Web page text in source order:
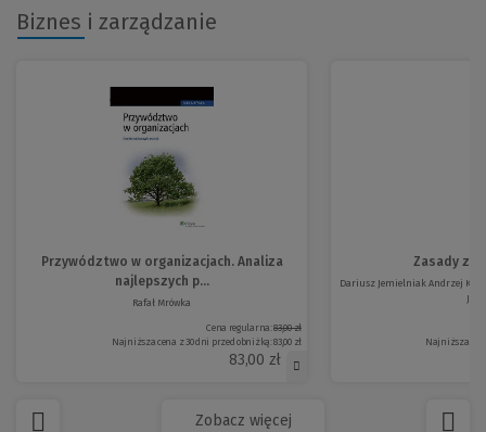
Biznes i zarządzanie
Przywództwo w organizacjach. Analiza
najlepszych p...
Rafał Mrówka
Cena regularna:83,00 zł
Najniższa cena z 30 dni przed obniżką:83,00 zł
83,00 zł
Zasady
Dariusz Jemielniak Andrzej K.
Jur...
Najniższa
Zobacz więcej